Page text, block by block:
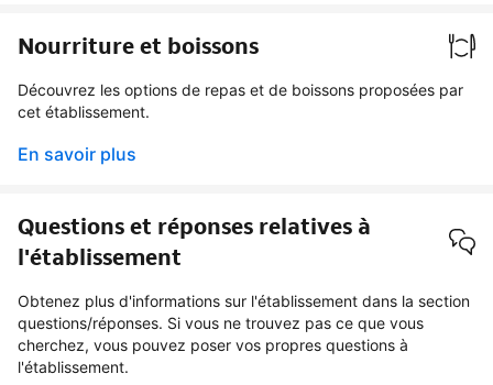
Nourriture et boissons
Découvrez les options de repas et de boissons proposées par
cet établissement.
En savoir plus
Questions et réponses relatives à
l'établissement
Obtenez plus d'informations sur l'établissement dans la section
questions/réponses. Si vous ne trouvez pas ce que vous
cherchez, vous pouvez poser vos propres questions à
l'établissement.